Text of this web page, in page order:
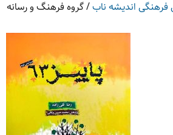
اندیشه ناب/گروه فرهنگ و رسانه